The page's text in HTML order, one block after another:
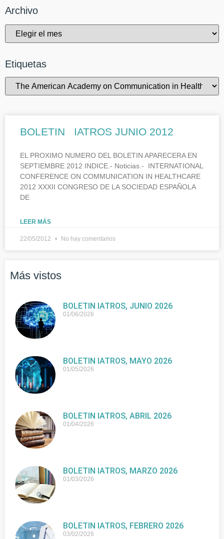
Archivo
Etiquetas
BOLETIN IATROS JUNIO 2012
EL PROXIMO NUMERO DEL BOLETIN APARECERA EN
SEPTIEMBRE 2012 INDICE.- Noticias.- INTERNATIONAL
CONFERENCE ON COMMUNICATION IN HEALTHCARE
2012 XXXII CONGRESO DE LA SOCIEDAD ESPAÑOLA
DE
LEER MÁS
22/05/2012 No hay comentarios
Más vistos
BOLETIN IATROS, JUNIO 2026
01/06/2026
BOLETIN IATROS, MAYO 2026
01/05/2026
BOLETIN IATROS, ABRIL 2026
01/04/2026
BOLETIN IATROS, MARZO 2026
01/03/2026
BOLETIN IATROS, FEBRERO 2026
03/02/2026